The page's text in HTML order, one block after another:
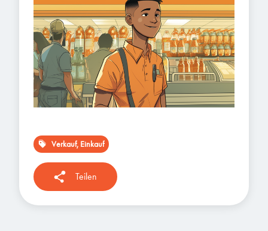
Verkauf, Einkauf
Teilen